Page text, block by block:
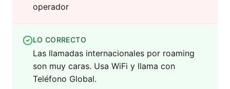
operador
LO CORRECTO
Las llamadas internacionales por roaming
son muy caras. Usa WiFi y llama con
Teléfono Global.